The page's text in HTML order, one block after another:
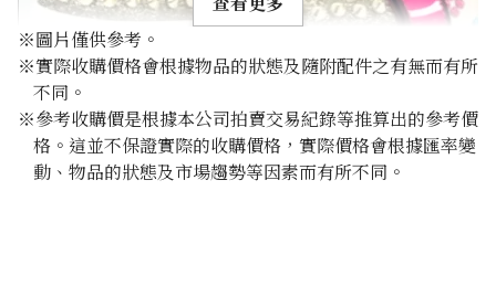
christian louboutin sneakers enamel
參考回收價
※圖片僅供參考。
※實際收購價格會根據物品的狀態及隨附配件之有無而有所
不同。
※參考收購價是根據本公司拍賣交易紀錄等推算出的參考價
格。這並不保證實際的收購價格，實際價格會根據匯率變
動、物品的狀態及市場趨勢等因素而有所不同。